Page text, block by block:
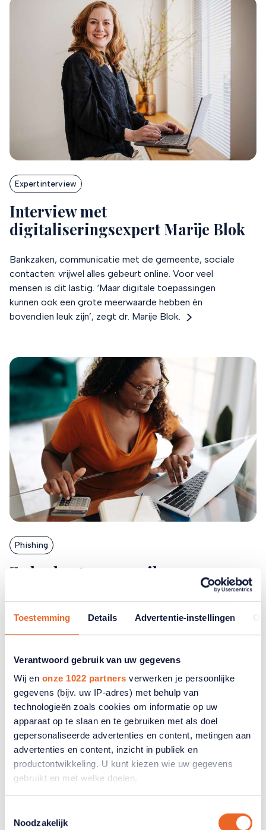
Toestemming Details Advertentie-instellingen
Verantwoord gebruik van uw gegevens
Wij en onze 1022 partners verwerken je persoonlijke
gegevens (bijv. uw IP-adres) met behulp van
technologieën zoals cookies om informatie op uw
apparaat op te slaan en te gebruiken met als doel
gepersonaliseerde advertenties en content, metingen aan
advertenties en content, inzicht in publiek en
productontwikkeling. U kunt kiezen wie uw gegevens
gebruikt en met welke doelen.
Informatie verzamelen over uw geografische
Noodzakelijk
Expertinterview
Interview met
digitaliseringsexpert Marije Blok
Bankzaken, communicatie met de gemeente, sociale
contacten: vrijwel alles gebeurt online. Voor veel
mensen is dit lastig. ‘Maar digitale toepassingen
kunnen ook een grote meerwaarde hebben én
bovendien leuk zijn’, zegt dr. Marije Blok.
Phishing
Zo herkent u nepmail
Leer hoe u nepmails herkent en voorkomt. Met
praktische tips om phishing te herkennen en uw
gegevens veilig te houden online.